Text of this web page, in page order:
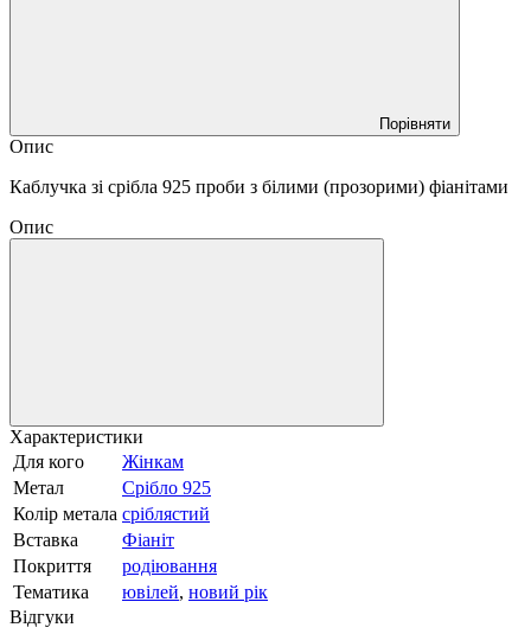
Порівняти
Опис
Каблучка зі срібла 925 проби з білими (прозорими) фіанітами
Опис
Характеристики
Для кого
Жінкам
Метал
Срібло 925
Колір метала сріблястий
Вставка
Фіаніт
Покриття
родіювання
Тематика
ювілей, новий рік
Відгуки